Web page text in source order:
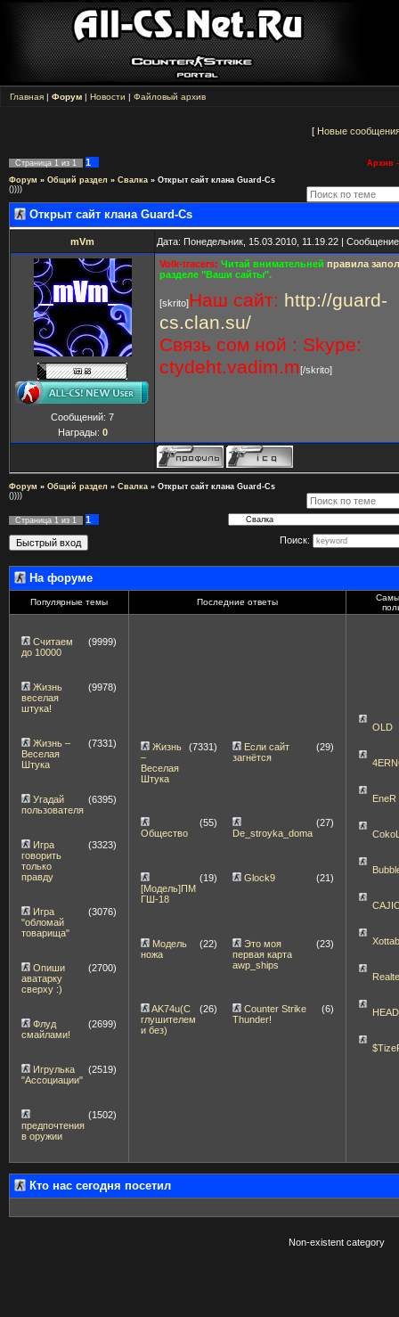
Главная | Форум | Новости | Файловый архив
[ Новые
Страница 1 из 1 1
Архив -
Форум » Общий раздел » Свалка » Открыт сайт клана Guard-Cs
())))
Открыт сайт клана Guard-Cs
mVm Дата: Понедельник, 15.03.2010, 11.19.22 |
Сообщений: 7
Награды: 0
Volk-tracers: Читай внимательней правила
разделе "Ваши сайты".
[skrito]Наш сайт: http://guard-
cs.clan.su/
Связь сом ной : Skype:
ctydeht.vadim.m[/skrito]
Форум » Общий раздел » Свалка » Открыт сайт клана Guard-Cs
())))
Страница 1 из 1
1
Поиск:
На форуме
Популярные темы Последние ответы
Считаем
до 10000
(9999)
Жизнь
веселая
штука!
(9978)
Жизнь –
Веселая
Штука
(7331)
Угадай
пользователя
(6395)
Игра
говорить
только
правду
(3323)
Игра
"обломай
товарища"
(3076)
Опиши
аватарку
сверху :)
(2700)
Флуд
смайлами!
(2699)
Игрулька
"Ассоциации"
(2519)
предпочтения
в оружии
(1502)
Жизнь
–
Веселая
Штука
(7331)
Если сайт
загнётся
(29)
Общество
(55)
De_stroyka_doma
(27)
[Модель]ПМ
ГШ-18
(19) Glock9 (21)
Модель
ножа
(22)
Это моя
первая карта
awp_ships
(23)
AK74u(С
глушителем
и без)
(26)
Counter Strike
Thunder!
(6)
OLD
EneR
Кто нас сегодня посетил
Non-existent category